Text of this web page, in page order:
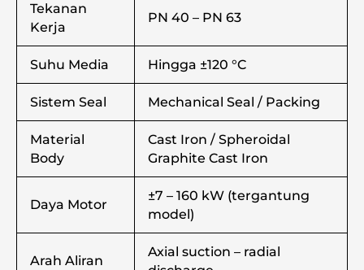
Tekanan
Kerja
PN 40 – PN 63
Suhu Media Hingga ±120 °C
Sistem Seal Mechanical Seal / Packing
Material
Body
Cast Iron / Spheroidal
Graphite Cast Iron
Daya Motor
±7 – 160 kW (tergantung
model)
Arah Aliran
Axial suction – radial